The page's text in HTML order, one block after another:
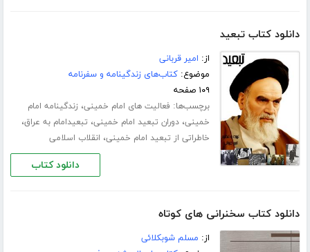
دانلود کتاب تبعید
از: امیر قربانی
موضوع:کتاب‌های زندگینامه و سفرنامه
۱۰۹ صفحه
برچسب‌ها: فعالیت های امام خمینی، زندگینامه امام
خمینی،دوران تبعید امام خمینی، تبعیدامام به عراق،
خاطراتی از تبعید امام خمینی، انقلاب اسلامی
دانلود کتاب
دانلود کتاب سخنرانی های کوتاه
از: مسلم شوبکلائی